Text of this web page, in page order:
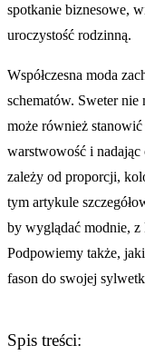
spotkanie biznesowe,
uroczystość rodzinną.
Współczesna moda
schematów. Sweter
może również
warstwowość i nadając
zależy od proporcji,
tym artykule
by wyglądać modnie, z
Podpowiemy także,
fason do swojej
Spis treści: